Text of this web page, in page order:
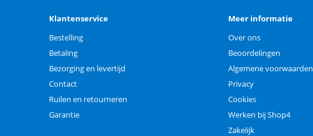
Klantenservice
Bestelling
Betaling
Bezorging en levertijd
Contact
Ruilen en retourneren
Garantie
Meer informatie
Over ons
Beoordelingen
Algemene voorwaarden
Privacy
Cookies
Werken bij Shop4
Zakelijk